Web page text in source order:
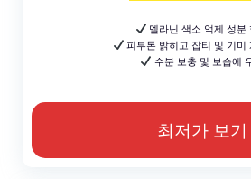
멜라닌 색소 억제 성분
피부톤 밝히고 잡티 및 기미
수분 보충 및 보습에
최저가 보기